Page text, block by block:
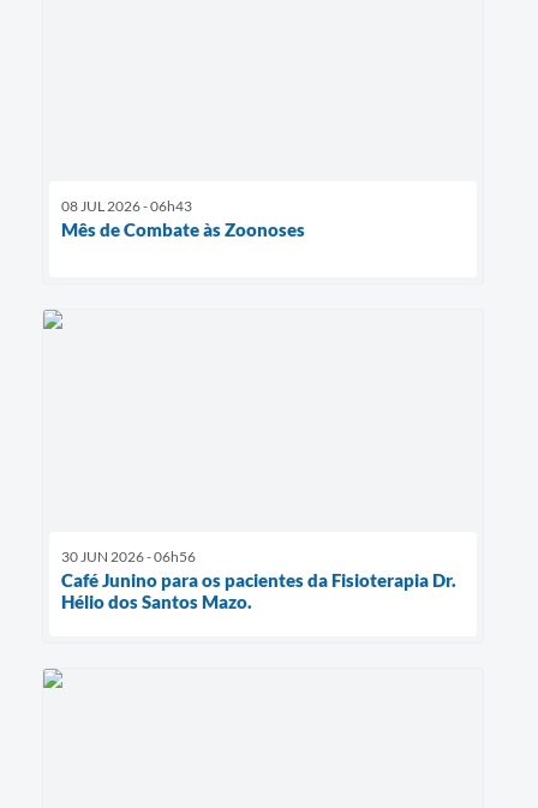
08 JUL 2026 - 06h43
Mês de Combate às Zoonoses
30 JUN 2026 - 06h56
Café Junino para os pacientes da Fisioterapia Dr.
Hélio dos Santos Mazo.